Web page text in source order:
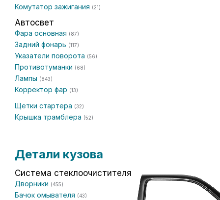
Комутатор зажигания (21)
Автосвет
Фара основная (87)
Задний фонарь (117)
Указатели поворота (56)
Противотуманки (68)
Лампы (843)
Корректор фар (13)
Щетки стартера (32)
Крышка трамблера (52)
Детали кузова
Система стеклоочистителя
Дворники (455)
Бачок омывателя (43)